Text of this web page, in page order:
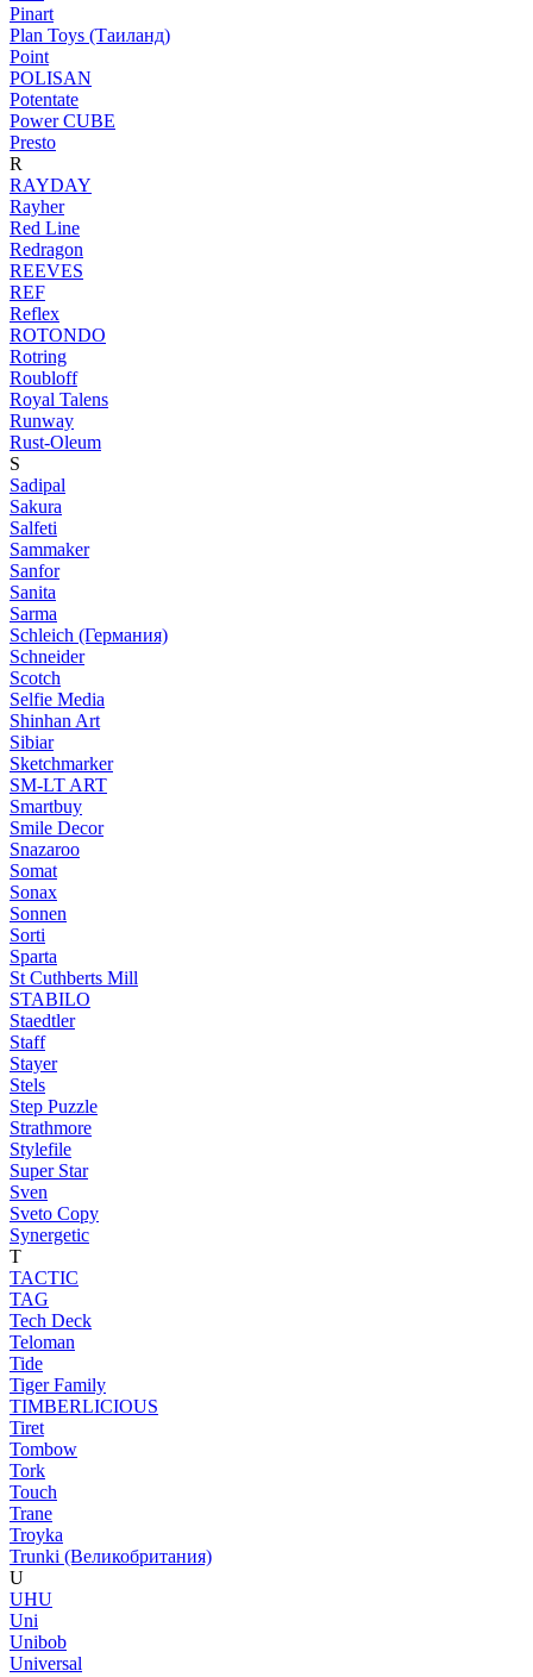
Pinart
Plan Toys (Таиланд)
Point
POLISAN
Potentate
Power CUBE
Presto
R
RAYDAY
Rayher
Red Line
Redragon
REEVES
REF
Reflex
ROTONDO
Rotring
Roubloff
Royal Talens
Runway
Rust-Oleum
S
Sadipal
Sakura
Salfeti
Sammaker
Sanfor
Sanita
Sarma
Schleich (Германия)
Schneider
Scotch
Selfie Media
Shinhan Art
Sibiar
Sketchmarker
SM-LT ART
Smartbuy
Smile Decor
Snazaroo
Somat
Sonax
Sonnen
Sorti
Sparta
St Cuthberts Mill
STABILO
Staedtler
Staff
Stayer
Stels
Step Puzzle
Strathmore
Stylefile
Super Star
Sven
Sveto Copy
Synergetic
T
TACTIC
TAG
Tech Deck
Teloman
Tide
Tiger Family
TIMBERLICIOUS
Tiret
Tombow
Tork
Touch
Trane
Troyka
Trunki (Великобритания)
U
UHU
Uni
Unibob
Universal